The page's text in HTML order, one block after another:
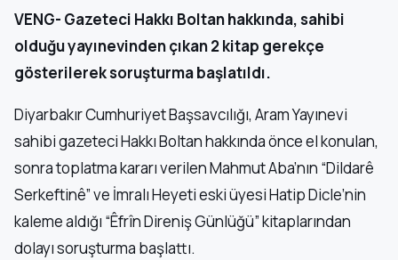
VENG- Gazeteci Hakkı Boltan hakkında, sahibi
olduğu yayınevinden çıkan 2 kitap gerekçe
gösterilerek soruşturma başlatıldı.
Diyarbakır Cumhuriyet Başsavcılığı, Aram Yayınevi
sahibi gazeteci Hakkı Boltan hakkında önce el konulan,
sonra toplatma kararı verilen Mahmut Aba’nın “Dildarê
Serkeftinê” ve İmralı Heyeti eski üyesi Hatip Dicle’nin
kaleme aldığı “Êfrîn Direniş Günlüğü” kitaplarından
dolayı soruşturma başlattı.